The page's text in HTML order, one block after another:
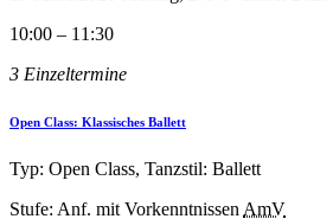
10:00 – 11:30
3 Einzeltermine
Open Class: Klassisches Ballett
Typ: Open Class, Tanzstil: Ballett
Stufe: Anf. mit Vorkenntnissen AmV